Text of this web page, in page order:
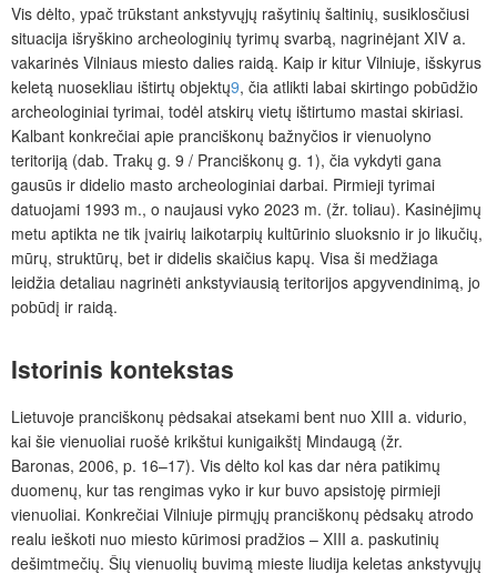
Vis dėlto, ypač trūkstant ankstyvųjų rašytinių šaltinių, susiklosčiusi
situacija išryškino archeologinių tyrimų svarbą, nagrinėjant XIV a.
vakarinės Vilniaus miesto dalies raidą. Kaip ir kitur Vilniuje, išskyrus
keletą nuosekliau ištirtų objektų9, čia atlikti labai skirtingo pobūdžio
archeologiniai tyrimai, todėl atskirų vietų ištirtumo mastai skiriasi.
Kalbant konkrečiai apie pranciškonų bažnyčios ir vienuolyno
teritoriją (dab. Trakų g. 9 / Pranciškonų g. 1), čia vykdyti gana
gausūs ir didelio masto archeologiniai darbai. Pirmieji tyrimai
datuojami 1993 m., o naujausi vyko 2023 m. (žr. toliau). Kasinėjimų
metu aptikta ne tik įvairių laikotarpių kultūrinio sluoksnio ir jo likučių,
mūrų, struktūrų, bet ir didelis skaičius kapų. Visa ši medžiaga
leidžia detaliau nagrinėti ankstyviausią teritorijos apgyvendinimą, jo
pobūdį ir raidą.
Istorinis kontekstas
Lietuvoje pranciškonų pėdsakai atsekami bent nuo XIII a. vidurio,
kai šie vienuoliai ruošė krikštui kunigaikštį Mindaugą (žr.
Baronas, 2006, p. 16–17). Vis dėlto kol kas dar nėra patikimų
duomenų, kur tas rengimas vyko ir kur buvo apsistoję pirmieji
vienuoliai. Konkrečiai Vilniuje pirmųjų pranciškonų pėdsakų atrodo
realu ieškoti nuo miesto kūrimosi pradžios – XIII a. paskutinių
dešimtmečių. Šių vienuolių buvimą mieste liudija keletas ankstyvųjų